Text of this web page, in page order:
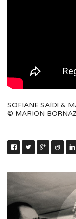
SOFIANE SAÏDI &
© MARION BORNAZ